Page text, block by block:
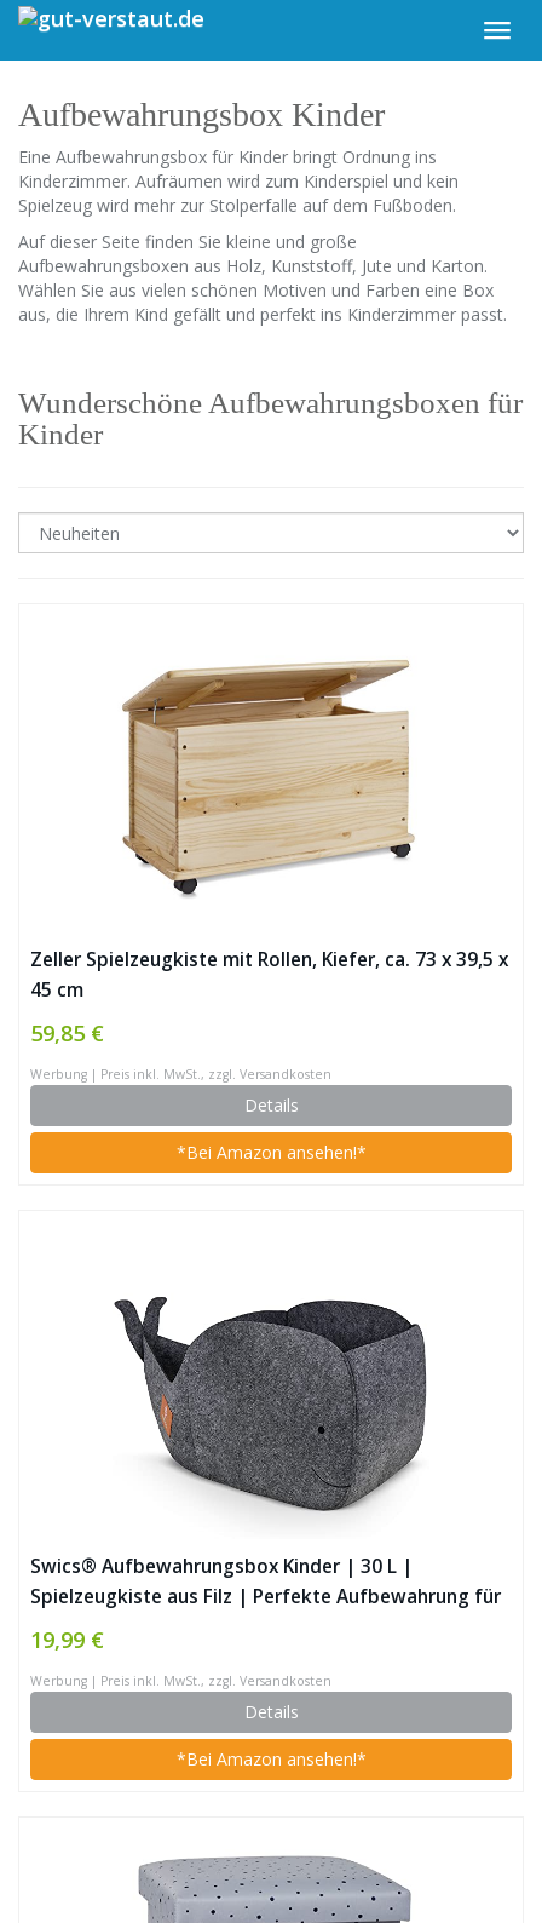
Skip
main
Aufbewahrungsbox Kinder
Eine Aufbewahrungsbox für Kinder bringt Ordnung ins
Kinderzimmer. Aufräumen wird zum Kinderspiel und kein
Spielzeug wird mehr zur Stolperfalle auf dem Fußboden.
Auf dieser Seite finden Sie kleine und große
Aufbewahrungsboxen aus Holz, Kunststoff, Jute und Karton.
Wählen Sie aus vielen schönen Motiven und Farben eine Box
aus, die Ihrem Kind gefällt und perfekt ins Kinderzimmer passt.
Wunderschöne Aufbewahrungsboxen für
Kinder
Zeller Spielzeugkiste mit Rollen, Kiefer, ca. 73 x 39,5 x
45 cm
59,85 €
Werbung | Preis inkl. MwSt., zzgl. Versandkosten
Details
*Bei Amazon ansehen!*
Swics® Aufbewahrungsbox Kinder | 30 L |
Spielzeugkiste aus Filz | Perfekte Aufbewahrung für
jedes Kallax Regal | faltbare Spielzeug
Aufbewahrung für Jungen & Mädchen (Einzelbox)
19,99 €
Werbung | Preis inkl. MwSt., zzgl. Versandkosten
Details
*Bei Amazon ansehen!*